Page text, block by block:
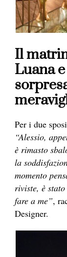
Il
Luana
Per i due
“Alessio,
è rimasto
la
momento
riviste, è
fare a me”,
Designer.